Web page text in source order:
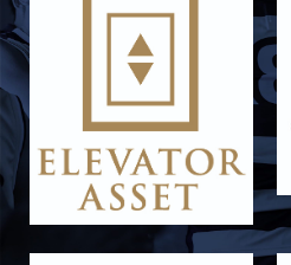
2026/06/16
STAFF blog
6月13日 名城大学
2026/06/12
STAFF blog
【Rits Familyのバトン】
2026/06/03
STAFF blog
【「イヤーブック2026」
ーター募集のお知らせ】